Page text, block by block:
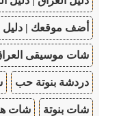
أضف موقعك | دليل
شات موسيقى
دردشة بنوتة حب
شات بنوتة شات